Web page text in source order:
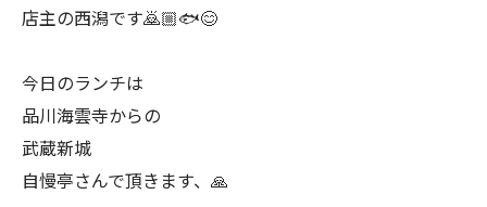
店主の西潟です🙇🏼🐟😊
今日のランチは
品川海雲寺からの
武蔵新城
自慢亭さんで頂きます、🙏